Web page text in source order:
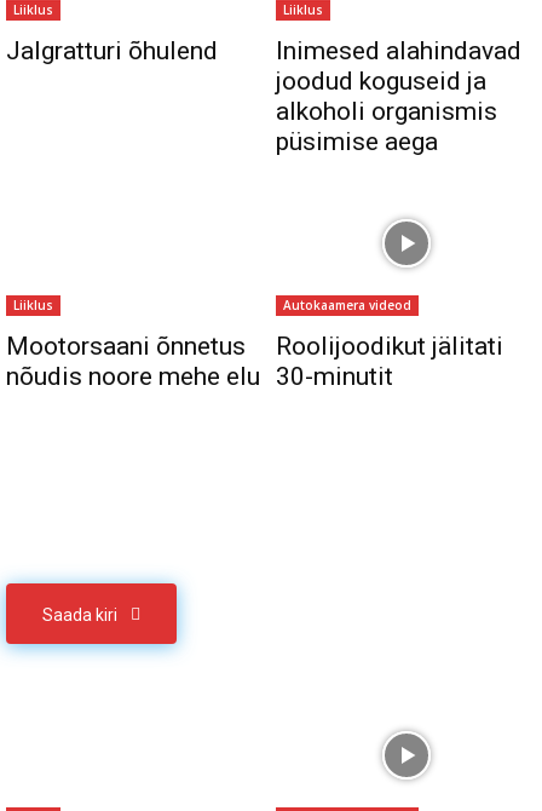
Liiklus
Jalgratturi õhulend
Liiklus
Inimesed alahindavad
joodud koguseid ja
alkoholi organismis
püsimise aega
Liiklus
Mootorsaani õnnetus
nõudis noore mehe elu
Autokaamera videod
Roolijoodikut jälitati
30-minutit
Saada kiri